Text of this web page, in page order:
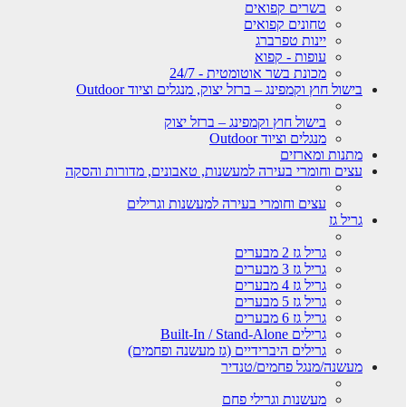
בשרים קפואים
טחונים קפואים
יינות טפרברג
עופות - קפוא
מכונת בשר אוטומטית - 24/7
בישול חוץ וקמפינג – ברזל יצוק, מנגלים וציוד Outdoor
בישול חוץ וקמפינג – ברזל יצוק
מנגלים וציוד Outdoor
מתנות ומארזים
עצים וחומרי בעירה למעשנות, טאבונים, מדורות והסקה
עצים וחומרי בעירה למעשנות וגרילים
גריל גז
גריל גז 2 מבערים
גריל גז 3 מבערים
גריל גז 4 מבערים
גריל גז 5 מבערים
גריל גז 6 מבערים
גרילים Built-In / Stand-Alone
גרילים היברידיים (גז מעשנה ופחמים)
מעשנה/מנגל פחמים/טנדיר
מעשנות וגרילי פחם